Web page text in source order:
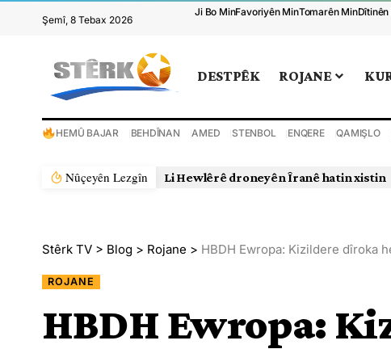
Şemî, 8 Tebax 2026
Ji Bo MinFavoriyên MinTomarên MinDîtinên
DESTPÊK ROJANE
HEMÛ BAJAR BEHDÎNAN AMED STENBOL ENQERE QAMIŞLO
Nûçeyên Lezgîn Li Hewlêrê droneyên Îranê hatin xistin
Stêrk TV > Blog > Rojane > HBDH Ewropa: Kizildere dîroka
ROJANE
HBDH Ewropa: